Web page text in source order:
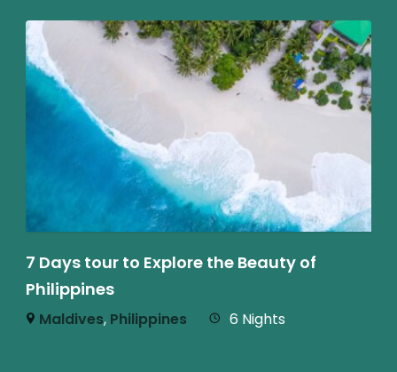
7 Days tour to Explore the Beauty of
Philippines
Maldives, Philippines 6 Nights